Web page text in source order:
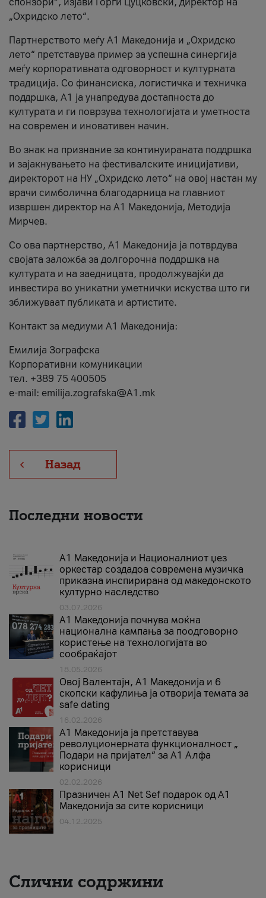
„Охридско лето“.
Партнерството меѓу A1 Македонија и „Охридско
лето“ претставува пример за успешна синергија
меѓу корпоративната одговорност и културната
традиција. Со финансиска, логистичка и техничка
поддршка, A1 ја унапредува достапноста до
културата и ги поврзува технологијата и уметноста
на современ и иновативен начин.
Во знак на признание за континуираната поддршка
и зајакнувањето на фестивалските иницијативи,
директорот на НУ „Охридско лето“ на овој настан му
врачи симболична благодарница на главниот
извршен директор на A1 Македонија, Методија
Мирчев.
Со ова партнерство, A1 Македонија ја потврдува
својата заложба за долгорочна поддршка на
културата и на заедницата, продолжувајќи да
инвестира во уникатни уметнички искуства што ги
зближуваат публиката и артистите.
Контакт за медиуми А1 Македонија:
Емилија Зографска
Корпоративни комуникации
тел. +389 75 400505
e-mail: emilija.zografska@A1.mk
Назад
Последни новости
А1 Македонија и Националниот џез
оркестар создадоа современа музичка
приказна инспирирана од македонското
културно наследство
03.07.2026
A1 Македонија почнува моќна
национална кампања за поодговорно
користење на технологијата во
сообраќајот
18.05.2026
Овој Валентајн, A1 Македонија и 6
скопски кафулиња ја отворија темата за
safe dating
16.02.2026
А1 Македонија ја претставува
револуционерната функционалност „
Подари на пријател“ за А1 Алфа
корисници
02.02.2026
Празничен A1 Net Sеf подарок од А1
Македонија за сите корисници
04.12.2025
Слични содржини